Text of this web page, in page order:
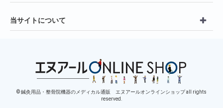
当サイトについて
© 鍼灸用品・整骨院機器のメディカル通販 エヌアールオンラインショップ all rights
reserved.